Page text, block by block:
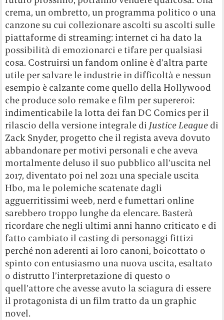
crema, un ombretto, un programma politico o una
canzone su cui collezionare ascolti su ascolti sulle
piattaforme di streaming: internet ci ha dato la
possibilità di emozionarci e tifare per qualsiasi
cosa. Costruirsi un fandom online è d’altra parte
utile per salvare le industrie in difficoltà e nessun
esempio è calzante come quello della Hollywood
che produce solo remake e film per supereroi:
indimenticabile la lotta dei fan DC Comics per il
rilascio della versione integrale di Justice League di
Zack Snyder, progetto che il regista aveva dovuto
abbandonare per motivi personali e che aveva
mortalmente deluso il suo pubblico all’uscita nel
2017, diventato poi nel 2021 una speciale uscita
Hbo, ma le polemiche scatenate dagli
agguerritissimi weeb, nerd e fumettari online
sarebbero troppo lunghe da elencare. Basterà
ricordare che negli ultimi anni hanno criticato e di
fatto cambiato il casting di personaggi fittizi
perché non aderenti ai loro canoni, boicottato o
spinto con entusiasmo una nuova uscita, esaltato
o distrutto l’interpretazione di questo o
quell’attore che avesse avuto la sciagura di essere
il protagonista di un film tratto da un graphic
novel.